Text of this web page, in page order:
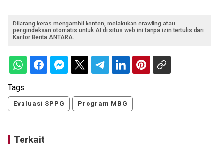
Dilarang keras mengambil konten, melakukan crawling atau
pengindeksan otomatis untuk AI di situs web ini tanpa izin tertulis dari
Kantor Berita ANTARA.
Tags:
Evaluasi SPPG Program MBG
Terkait